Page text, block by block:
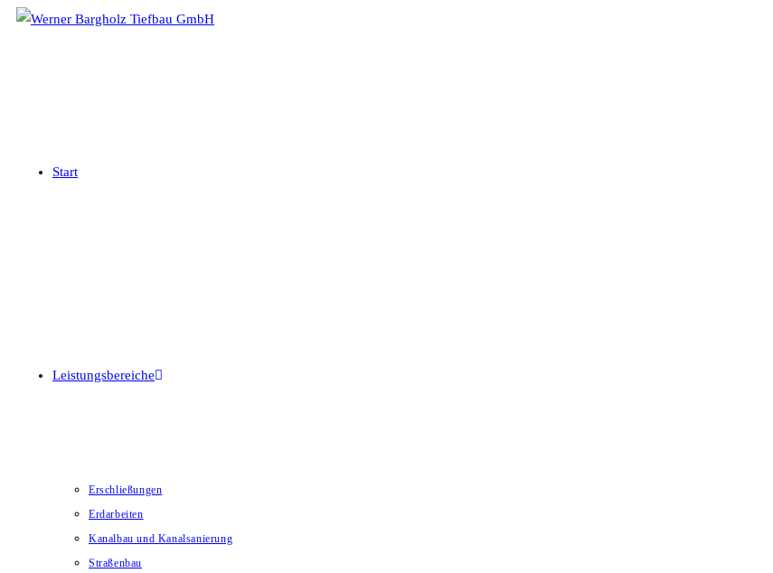
Start
Leistungsbereiche
Erschließungen
Erdarbeiten
Kanalbau und Kanalsanierung
Straßenbau